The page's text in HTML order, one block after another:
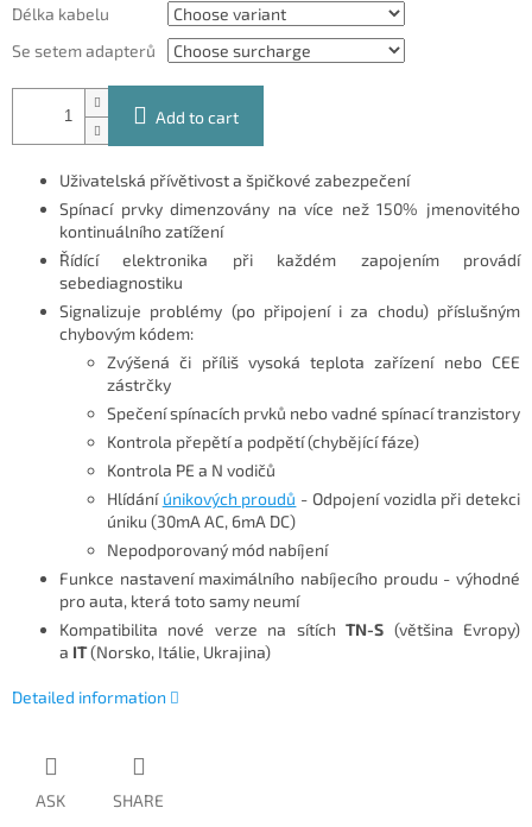
Délka kabelu
Se setem adapterů
Add to cart
Uživatelská přívětivost a špičkové zabezpečení
Spínací prvky dimenzovány na více než 150% jmenovitého
kontinuálního zatížení
Řídící elektronika při každém zapojením provádí
sebediagnostiku
Signalizuje problémy (po připojení i za chodu) příslušným
chybovým kódem:
Zvýšená či příliš vysoká teplota zařízení nebo CEE
zástrčky
Spečení spínacích prvků nebo vadné spínací tranzistory
Kontrola přepětí a podpětí (chybějící fáze)
Kontrola PE a N vodičů
Hlídání únikových proudů - Odpojení vozidla při detekci
úniku (30mA AC, 6mA DC)
Nepodporovaný mód nabíjení
Funkce nastavení maximálního nabíjecího proudu - výhodné
pro auta, která toto samy neumí
Kompatibilita nové verze na sítíchTN-S (většina Evropy)
a IT(Norsko, Itálie, Ukrajina)
Detailed information
ASK SHARE